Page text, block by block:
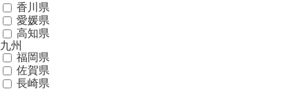
香川県
愛媛県
高知県
九州
福岡県
佐賀県
長崎県